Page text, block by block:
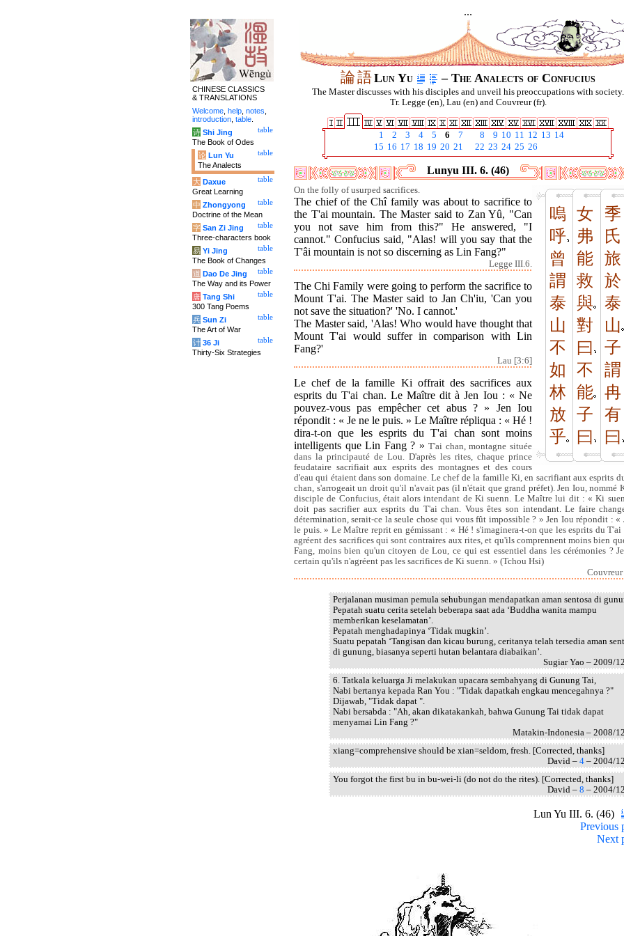
...
論語Lun Yu – The Analects of Confucius
The Master discusses with his disciples and unveil his preoccupations with society.
Tr. Legge (en), Lau (en) and Couvreur (fr).
1 2 3 4 5 6 7 8 9 10 11 12 13 14
15 16 17 18 19 20 21 22 23 24 25 26
Lunyu III. 6. (46)
嗚
呼
曾
謂
泰
山
不
如
林
放
乎
女
弗
能
救
與
對
曰
不
能
子
曰
季
氏
旅
於
泰
山
子
謂
冉
有
曰
On the folly of usurped sacrifices.
The chief of the Chî family was about to sacrifice to
the T'ai mountain. The Master said to Zan Yû, "Can
you not save him from this?" He answered, "I
cannot." Confucius said, "Alas! will you say that the
T'âi mountain is not so discerning as Lin Fang?"
Legge III.6.
The Chi Family were going to perform the sacrifice to
Mount T'ai. The Master said to Jan Ch'iu, 'Can you
not save the situation?' 'No. I cannot.'
The Master said, 'Alas! Who would have thought that
Mount T'ai would suffer in comparison with Lin
Fang?'
Lau [3:6]
Le chef de la famille Ki offrait des sacrifices aux
esprits du T'ai chan. Le Maître dit à Jen Iou : « Ne
pouvez-vous pas empêcher cet abus ? » Jen Iou
répondit : « Je ne le puis. » Le Maître répliqua : « Hé !
dira-t-on que les esprits du T'ai chan sont moins
intelligents que Lin Fang ? »T'ai chan, montagne située
dans la principauté de Lou. D'après les rites, chaque prince
feudataire sacrifiait aux esprits des montagnes et des cours
d'eau qui étaient dans son domaine. Le chef de la famille Ki, en sacrifiant aux esprits
chan, s'arrogeait un droit qu'il n'avait pas (il n'était que grand préfet). Jen Iou, nommé
disciple de Confucius, était alors intendant de Ki suenn. Le Maître lui dit : « Ki
doit pas sacrifier aux esprits du T'ai chan. Vous êtes son intendant. Le faire
détermination, serait-ce la seule chose qui vous fût impossible ? » Jen Iou répondit : «
le puis. » Le Maître reprit en gémissant : « Hé ! s'imaginera-t-on que les esprits du T'ai
agréent des sacrifices qui sont contraires aux rites, et qu'ils comprennent moins bien
Fang, moins bien qu'un citoyen de Lou, ce qui est essentiel dans les cérémonies ?
certain qu'ils n'agréent pas les sacrifices de Ki suenn. » (Tchou Hsi)
Couvreur
Perjalanan musiman pemula sehubungan mendapatkan aman sentosa di
Pepatah suatu cerita setelah beberapa saat ada ‘Buddha wanita mampu
memberikan keselamatan’.
Pepatah menghadapinya ‘Tidak mugkin’.
Suatu pepatah ‘Tangisan dan kicau burung, ceritanya telah tersedia aman
di gunung, biasanya seperti hutan belantara diabaikan’.
Sugiar Yao – 2009/
6. Tatkala keluarga Ji melakukan upacara sembahyang di Gunung Tai,
Nabi bertanya kepada Ran You : "Tidak dapatkah engkau mencegahnya ?"
Dijawab, "Tidak dapat ".
Nabi bersabda : "Ah, akan dikatakankah, bahwa Gunung Tai tidak dapat
menyamai Lin Fang ?"
Matakin-Indonesia – 2008/
xiang=comprehensive should be xian=seldom, fresh. [Corrected, thanks]
David – 4 – 2004/
You forgot the first bu in bu-wei-li (do not do the rites). [Corrected, thanks]
David – 8 – 2004/
Lun Yu III. 6. (46)
Previous
Next
CHINESE CLASSICS
& TRANSLATIONS
Welcome help notes
introduction table
table
诗 Shi Jing
The Book of Odes
table
论 Lun Yu
The Analects
table
大 Daxue
Great Learning
table
中 Zhongyong
Doctrine of the Mean
table
字 San Zi Jing
Three-characters book
table
易 Yi Jing
The Book of Changes
table
道 Dao De Jing
The Way and its Power
table
唐 Tang Shi
300 Tang Poems
table
兵 Sun Zi
The Art of War
table
计 36 Ji
Thirty-Six Strategies